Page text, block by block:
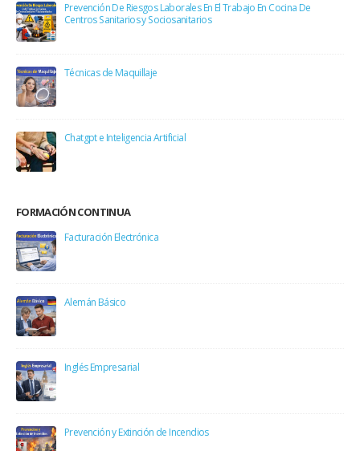
Prevención De Riesgos Laborales En El Trabajo En Cocina De
Centros Sanitarios y Sociosanitarios
Técnicas de Maquillaje
Chatgpt e Inteligencia Artificial
FORMACIÓN CONTINUA
Facturación Electrónica
Alemán Básico
Inglés Empresarial
Prevención y Extinción de Incendios